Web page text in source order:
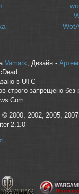
Vamark, Дизайн - Артем
в UTC
строго запрещено без
2000, 2002, 2005,
2.1.0